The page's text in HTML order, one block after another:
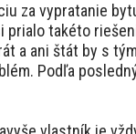
za vypratanie
takéto
a ani štát by s
Podľa